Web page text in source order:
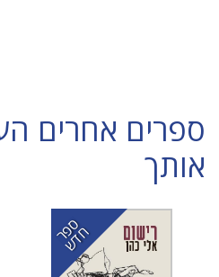
ספרים אחרים
אותך
ס
פ
ר
ח
ד
ש